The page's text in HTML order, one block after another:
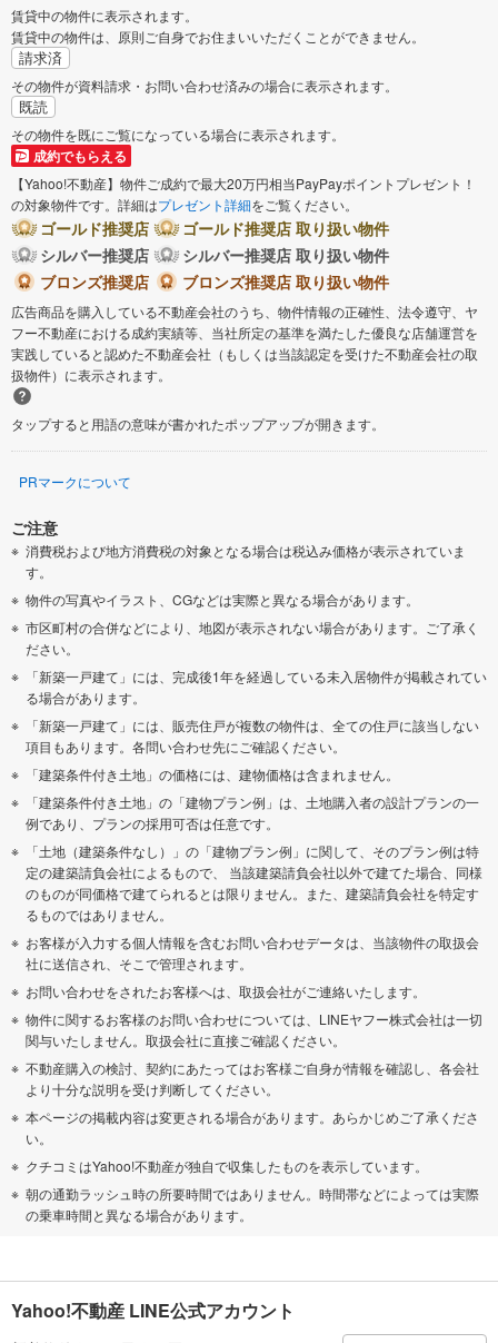
賃貸中の物件に表示されます。
賃貸中の物件は、原則ご自身でお住まいいただくことができません。
請求済
その物件が資料請求・お問い合わせ済みの場合に表示されます。
既読
その物件を既にご覧になっている場合に表示されます。
成約でもらえる
【Yahoo!不動産】物件ご成約で最大20万円相当PayPayポイントプレゼント！
の対象物件です。詳細はプレゼント詳細をご覧ください。
ゴールド推奨店
ゴールド推奨店 取り扱い物件
シルバー推奨店
シルバー推奨店 取り扱い物件
ブロンズ推奨店
ブロンズ推奨店 取り扱い物件
広告商品を購入している不動産会社のうち、物件情報の正確性、法令遵守、ヤ
フー不動産における成約実績等、当社所定の基準を満たした優良な店舗運営を
実践していると認めた不動産会社（もしくは当該認定を受けた不動産会社の取
扱物件）に表示されます。
タップすると用語の意味が書かれたポップアップが開きます。
PRマークについて
ご注意
消費税および地方消費税の対象となる場合は税込み価格が表示されていま
す。
物件の写真やイラスト、CGなどは実際と異なる場合があります。
市区町村の合併などにより、地図が表示されない場合があります。ご了承く
ださい。
「新築一戸建て」には、完成後1年を経過している未入居物件が掲載されてい
る場合があります。
「新築一戸建て」には、販売住戸が複数の物件は、全ての住戸に該当しない
項目もあります。各問い合わせ先にご確認ください。
「建築条件付き土地」の価格には、建物価格は含まれません。
「建築条件付き土地」の「建物プラン例」は、土地購入者の設計プランの一
例であり、プランの採用可否は任意です。
「土地（建築条件なし）」の「建物プラン例」に関して、そのプラン例は特
定の建築請負会社によるもので、 当該建築請負会社以外で建てた場合、同様
のものが同価格で建てられるとは限りません。また、建築請負会社を特定す
るものではありません。
お客様が入力する個人情報を含むお問い合わせデータは、当該物件の取扱会
社に送信され、そこで管理されます。
お問い合わせをされたお客様へは、取扱会社がご連絡いたします。
物件に関するお客様のお問い合わせについては、LINEヤフー株式会社は一切
関与いたしません。取扱会社に直接ご確認ください。
不動産購入の検討、契約にあたってはお客様ご自身が情報を確認し、各会社
より十分な説明を受け判断してください。
本ページの掲載内容は変更される場合があります。あらかじめご了承くださ
い。
クチコミはYahoo!不動産が独自で収集したものを表示しています。
朝の通勤ラッシュ時の所要時間ではありません。時間帯などによっては実際
の乗車時間と異なる場合があります。
Yahoo!不動産 LINE公式アカウント